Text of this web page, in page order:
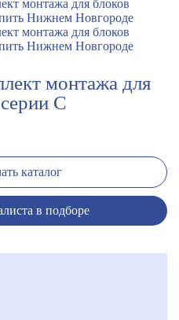
монтажа для
C
каталог
в подборе